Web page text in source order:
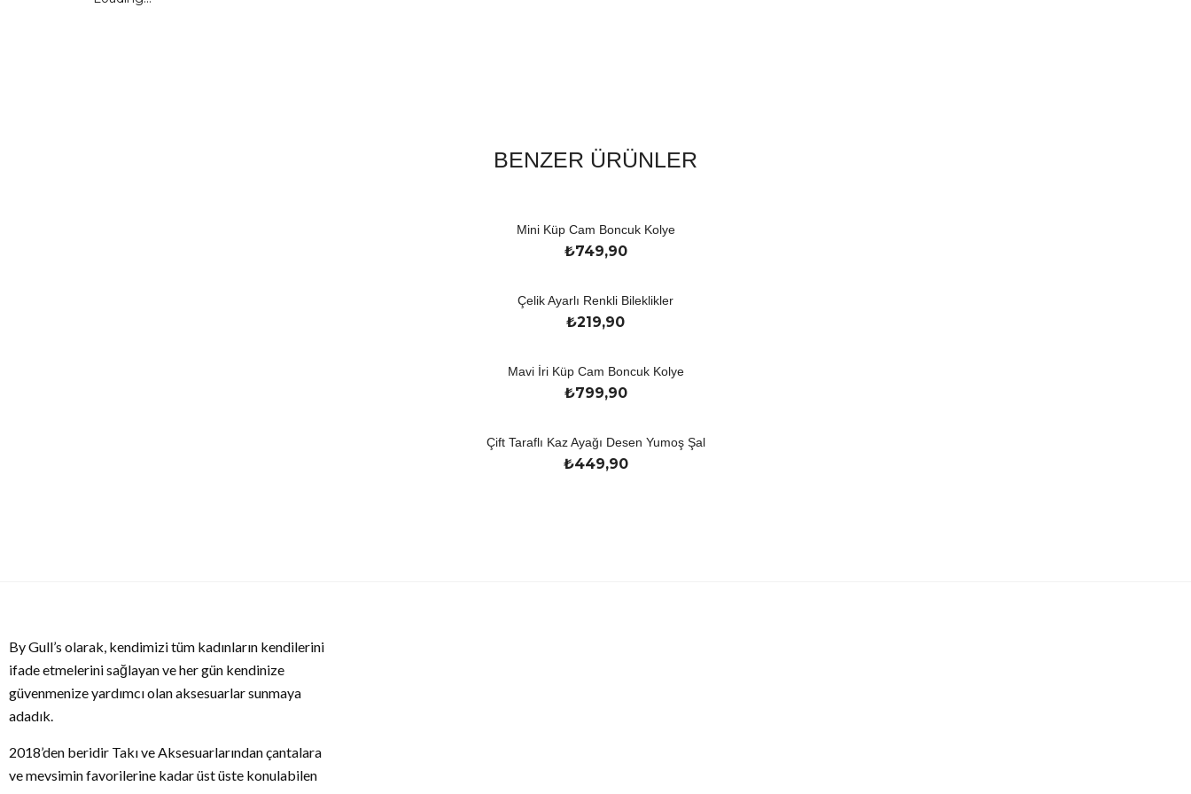
BENZER ÜRÜNLER
Mini Küp Cam Boncuk Kolye
₺749,90
Çelik Ayarlı Renkli Bileklikler
₺219,90
Mavi İri Küp Cam Boncuk Kolye
₺799,90
Çift Taraflı Kaz Ayağı Desen Yumoş Şal
₺449,90
By Gull’s olarak, kendimizi tüm kadınların kendilerini
ifade etmelerini sağlayan ve her gün kendinize
güvenmenize yardımcı olan aksesuarlar sunmaya
adadık.
2018’den beridir Takı ve Aksesuarlarından çantalara
ve mevsimin favorilerine kadar üst üste konulabilen